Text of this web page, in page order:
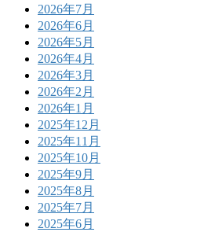
2026年7月
2026年6月
2026年5月
2026年4月
2026年3月
2026年2月
2026年1月
2025年12月
2025年11月
2025年10月
2025年9月
2025年8月
2025年7月
2025年6月